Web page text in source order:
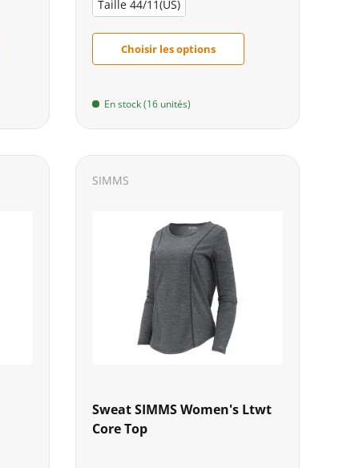
Taille 44/11(US)
Choisir les options
En stock (16 unités)
SIMMS
Sweat SIMMS Women's Ltwt
Core Top